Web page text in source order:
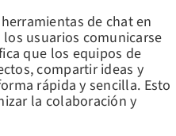
de chat en
usuarios comunicarse
que los equipos de
compartir ideas y
rápida y sencilla. Esto
la colaboración y